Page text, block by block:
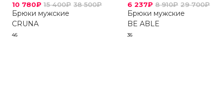
10 780₽ 15 400₽ 38 500₽
Брюки мужские
CRUNA
46
6 237₽ 8 910₽ 29 700₽
Брюки мужские
BE ABLE
36